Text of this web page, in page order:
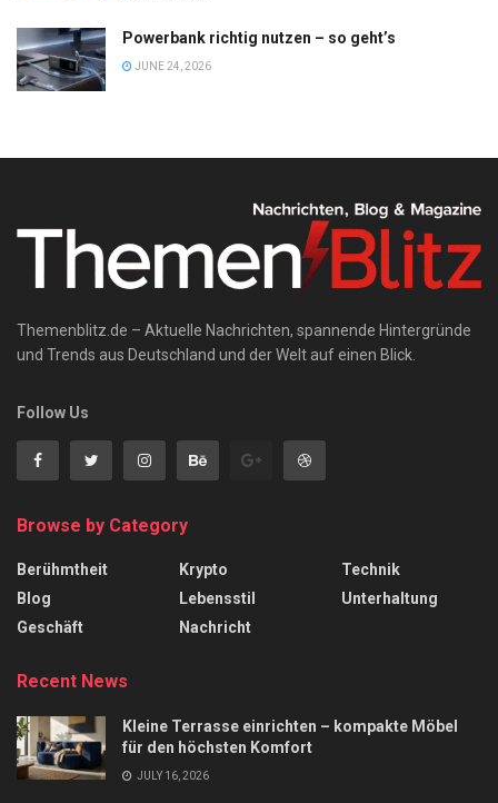
Powerbank richtig nutzen – so geht’s
JUNE 24, 2026
Themenblitz.de – Aktuelle Nachrichten, spannende Hintergründe
und Trends aus Deutschland und der Welt auf einen Blick.
Follow Us
Browse by Category
Berühmtheit
Blog
Geschäft
Krypto
Lebensstil
Nachricht
Technik
Unterhaltung
Recent News
Kleine Terrasse einrichten – kompakte Möbel
für den höchsten Komfort
JULY 16, 2026